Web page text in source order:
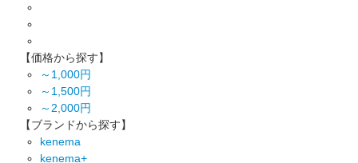
【価格から探す】
～1,000円
～1,500円
～2,000円
【ブランドから探す】
kenema
kenema+